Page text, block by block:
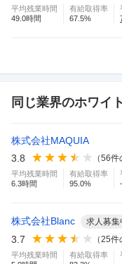
平均残業時間
49.0時間
有給取得率
67.5%
同じ業界のホワイ
株式会社MAQUIA
3.8
（56件
平均残業時間
6.3時間
有給取得率
95.0%
株式会社Blanc 求人募集
3.7 （25件
平均残業時間
有給取得率